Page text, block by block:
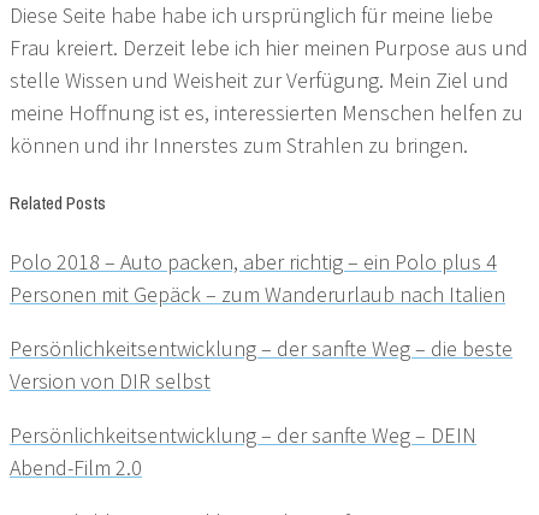
Diese Seite habe habe ich ursprünglich für meine liebe
Frau kreiert. Derzeit lebe ich hier meinen Purpose aus und
stelle Wissen und Weisheit zur Verfügung. Mein Ziel und
meine Hoffnung ist es, interessierten Menschen helfen zu
können und ihr Innerstes zum Strahlen zu bringen.
Related Posts
Polo 2018 – Auto packen, aber richtig – ein Polo plus 4
Personen mit Gepäck – zum Wanderurlaub nach Italien
Persönlichkeitsentwicklung – der sanfte Weg – die beste
Version von DIR selbst
Persönlichkeitsentwicklung – der sanfte Weg – DEIN
Abend-Film 2.0